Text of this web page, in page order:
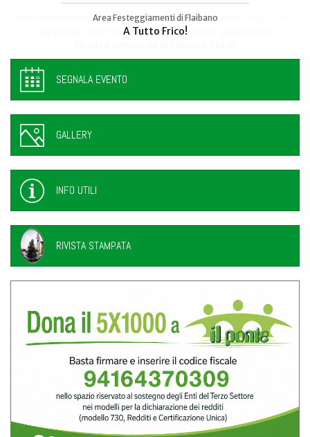
Area Festeggiamenti di Flaibano
A Tutto Frico!
Talmassons
FestInPiazza
SEGNALA EVENTO
GALLERY
INFO UTILI
RIVISTA STAMPATA